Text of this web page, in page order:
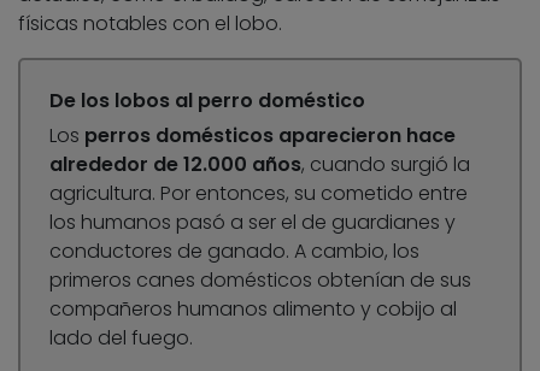
físicas notables con el lobo.
De los lobos al perro doméstico
Los perros domésticos aparecieron hace
alrededor de 12.000 años, cuando surgió la
agricultura. Por entonces, su cometido entre
los humanos pasó a ser el de guardianes y
conductores de ganado. A cambio, los
primeros canes domésticos obtenían de sus
compañeros humanos alimento y cobijo al
lado del fuego.